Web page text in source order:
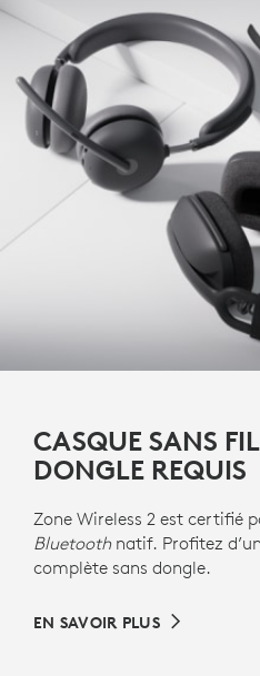
CASQUE SANS
DONGLE REQUIS
Zone Wireless 2 est certifié
Bluetoothnatif. Profitez
complète sans dongle.
EN SAVOIR PLUS